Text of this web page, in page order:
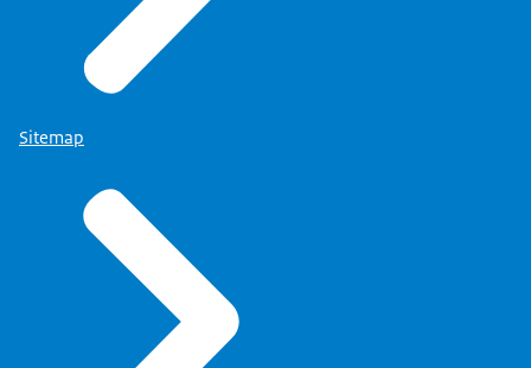
Sitemap